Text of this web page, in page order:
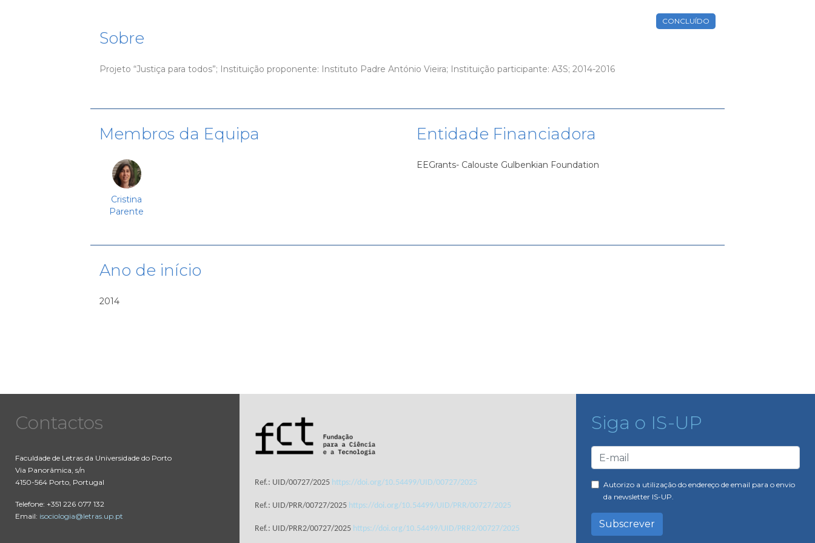
CONCLUÍDO
Sobre
Projeto “Justiça para todos”; Instituição proponente: Instituto Padre António Vieira; Instituição participante: A3S; 2014-2016
Membros da Equipa
Cristina
Parente
Entidade Financiadora
EEGrants- Calouste Gulbenkian Foundation
Ano de início
2014
Contactos
Faculdade de Letras da Universidade do Porto
Via Panorâmica, s/n
4150-564 Porto, Portugal
Telefone: +351 226 077 132
Email: isociologia@letras.up.pt
Ref.: UID/00727/2025 https://doi.org/10.54499/UID/00727/2025
Ref.: UID/PRR/00727/2025 https://doi.org/10.54499/UID/PRR/00727/2025
Ref.: UID/PRR2/00727/2025 https://doi.org/10.54499/UID/PRR2/00727/2025
Siga o IS-UP
Autorizo a utilização do endereço de email para o envio
da newsletter IS-UP.